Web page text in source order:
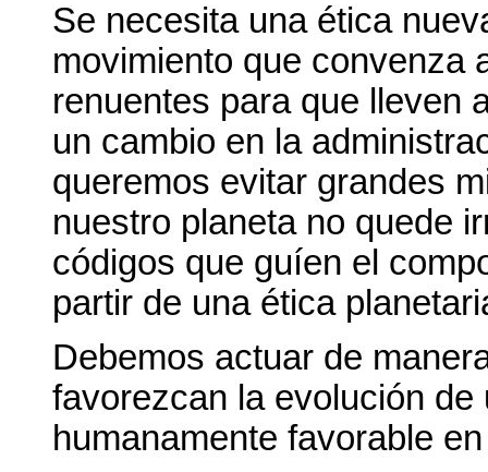
Se necesita una ética
movimiento que convenza
renuentes para que lleven
un cambio en la
queremos evitar grandes
nuestro planeta no quede
códigos que guíen el
partir de una ética
Debemos actuar de
favorezcan la evolución de
humanamente favorable